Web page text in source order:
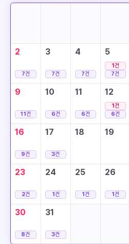
2
7건
3
7건
4
7건
5
1건
7건
9
11건
10
6건
11
6건
12
1건
6건
16
9건
17
3건
18 19
23
2건
24
1건
25
1건
26
1건
30
8건
31
3건